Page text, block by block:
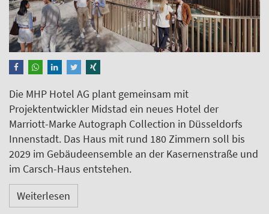
Die MHP Hotel AG plant gemeinsam mit
Projektentwickler Midstad ein neues Hotel der
Marriott-Marke Autograph Collection in Düsseldorfs
Innenstadt. Das Haus mit rund 180 Zimmern soll bis
2029 im Gebäudeensemble an der Kasernenstraße und
im Carsch-Haus entstehen.
Weiterlesen